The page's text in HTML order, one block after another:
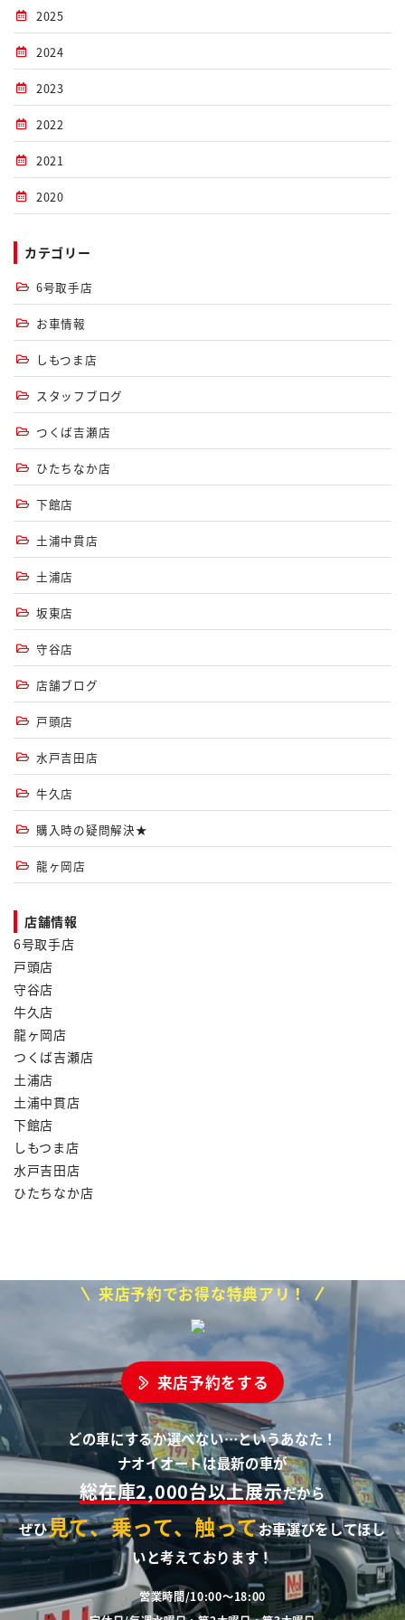
2025
2024
2023
2022
2021
2020
カテゴリー
6号取手店
お車情報
しもつま店
スタッフブログ
つくば吉瀬店
ひたちなか店
下館店
土浦中貫店
土浦店
坂東店
守谷店
店舗ブログ
戸頭店
水戸吉田店
牛久店
購入時の疑問解決★
龍ヶ岡店
店舗情報
6号取手店
戸頭店
守谷店
牛久店
龍ヶ岡店
つくば吉瀬店
土浦店
土浦中貫店
下館店
しもつま店
水戸吉田店
ひたちなか店
来店予約でお得な特典アリ！
来店予約をする
どの車にするか選べない…というあなた！
ナオイオートは最新の車が
総在庫2,000台以上展示だから
ぜひ見て、乗って、触ってお車選びをしてほし
いと考えております！
営業時間/10:00～18:00